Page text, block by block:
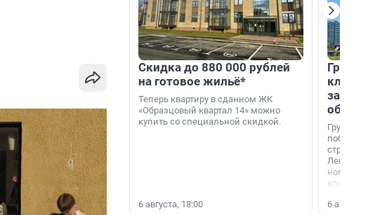
Скидка до 880 000 рублей
на готовое жильё*
Теперь квартиру в сданном ЖК
«Образцовый квартал 14» можно
купить со специальной скидкой.
6 августа, 18:00
Группа
области».
6